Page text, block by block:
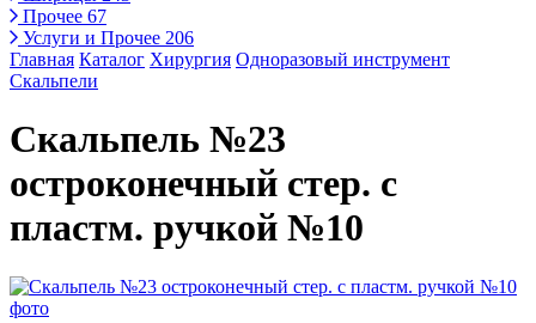
Прочее 67
Услуги и Прочее 206
Главная Каталог Хирургия Одноразовый инструмент
Скальпели
Скальпель №23
остроконечный стер. с
пластм. ручкой №10